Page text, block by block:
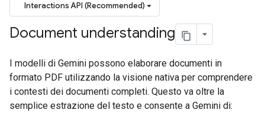
Interactions API (Recommended)
Document understanding
I modelli di Gemini possono elaborare documenti in
formato PDF utilizzando la visione nativa per comprendere
i contesti dei documenti completi. Questo va oltre la
semplice estrazione del testo e consente a Gemini di: